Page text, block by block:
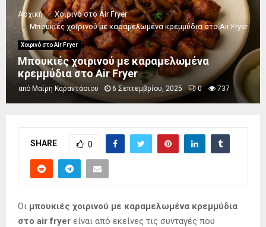
Αρχική
Χοιρινό στο Air Fryer
Μπουκιές χοιρινού με καραμελωμένα κρεμμύδια στο Air Fryer
Χοιρινό στο Air Fryer
Μπουκιές χοιρινού με καραμελωμένα
κρεμμύδια στο Air Fryer
από Μαίρη Καραντάσιου 6 Σεπτεμβρίου, 2025 0 737
SHARE 0
Οι μπουκιές χοιρινού με καραμελωμένα κρεμμύδια
στο air fryer είναι από εκείνες τις συνταγές που